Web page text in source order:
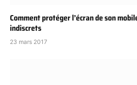
Comment protéger l’écran de son
indiscrets
23 mars 2017